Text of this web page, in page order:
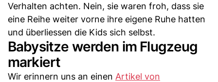
Verhalten achten. Nein, sie waren froh, dass sie
eine Reihe weiter vorne ihre eigene Ruhe hatten
und überliessen die Kids sich selbst.
Babysitze werden im Flugzeug
markiert
Wir erinnern uns an einen Artikel von